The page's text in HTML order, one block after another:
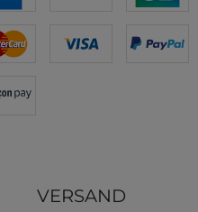
VERSAND